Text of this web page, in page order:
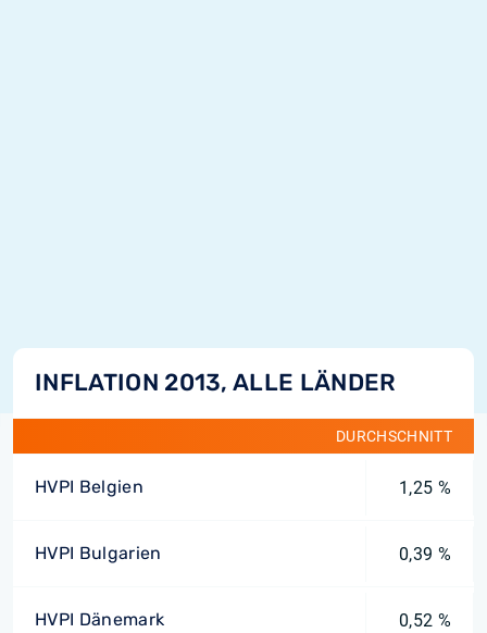
INFLATION 2013, ALLE LÄNDER
DURCHSCHNITT
HVPI Belgien 1,25 %
HVPI Bulgarien 0,39 %
HVPI Dänemark 0,52 %